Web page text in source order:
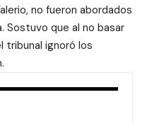
no fueron abordados
Sostuvo que al no basar
tribunal ignoró los